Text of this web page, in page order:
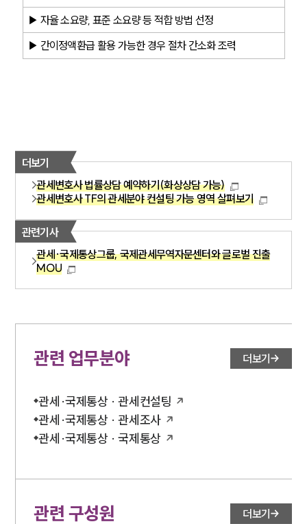
▶ 자율 소요량, 표준 소요량 등 적합 방법 선정
▶ 간이정액환급 활용 가능한 경우 절차 간소화 조력
더보기
관세변호사 법률상담 예약하기(화상상담 가능)
관세변호사 TF의 관세분야 컨설팅 가능 영역 살펴보기
관련기사
관세·국제통상그룹, 국제관세무역자문센터와 글로벌 진출
MOU
관련 업무분야 더보기
관세·국제통상 · 관세컨설팅
관세·국제통상 · 관세조사
관세·국제통상 · 국제통상
관련 구성원 더보기